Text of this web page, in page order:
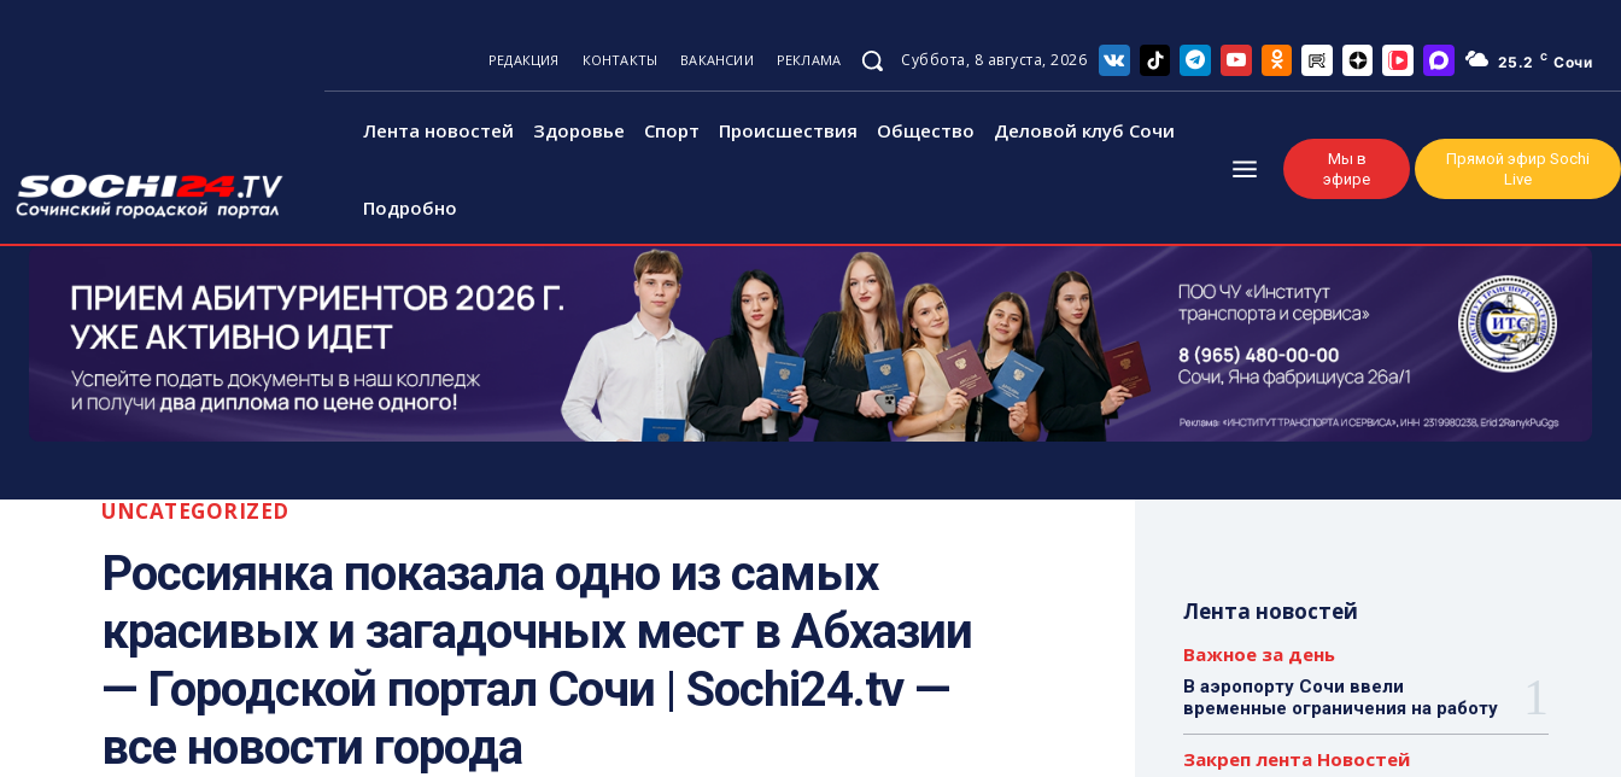
РЕДАКЦИЯ КОНТАКТЫ ВАКАНСИИ РЕКЛАМА Суббота, 8 августа, 2026 25.2 C Сочи
Лента новостей Здоровье Спорт Происшествия Общество Деловой клуб Сочи
Подробно
Мы в
эфире
Прямой эфир Sochi
Live
UNCATEGORIZED
Россиянка показала одно из самых
красивых и загадочных мест в Абхазии
— Городской портал Сочи | Sochi24.tv —
все новости города
Лента новостей
Важное за день
В аэропорту Сочи ввели
временные ограничения на работу
Закреп лента Новостей